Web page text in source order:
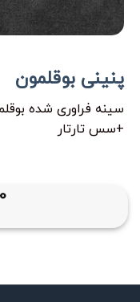
پنینی بوقلمون
سینه فراوری شده
+سس تارتار